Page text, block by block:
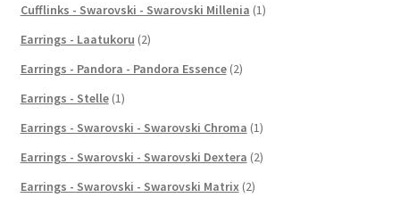
Cufflinks - Swarovski - Swarovski Millenia (1)
Earrings - Laatukoru (2)
Earrings - Pandora - Pandora Essence (2)
Earrings - Stelle (1)
Earrings - Swarovski - Swarovski Chroma (1)
Earrings - Swarovski - Swarovski Dextera (2)
Earrings - Swarovski - Swarovski Matrix (2)